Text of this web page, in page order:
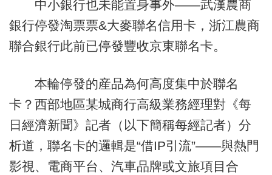
中小銀行也未能置身事外——武漢農商
銀行停發淘票票&大麥聯名信用卡，浙江農商
聯合銀行此前已停發豐收京東聯名卡。
本輪停發的産品為何高度集中於聯名
卡？西部地區某城商行高級業務經理對《每
日經濟新聞》記者（以下簡稱每經記者）分
析道，聯名卡的邏輯是“借IP引流”——與熱門
影視、電商平台、汽車品牌或文旅項目合